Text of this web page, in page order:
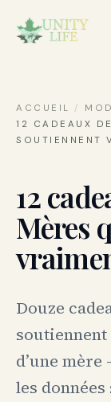
ACCUEIL /
12 CADEAUX
SOUTIENNENT
12
Mères
Douze
d’une
les